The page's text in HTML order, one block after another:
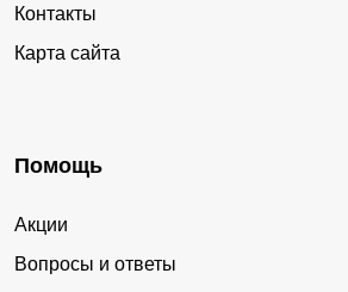
Контакты
Карта сайта
Помощь
Акции
Вопросы и ответы